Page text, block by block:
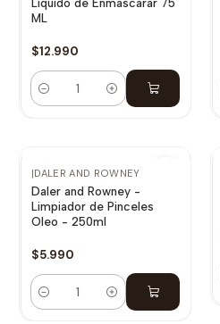
ML
$12.990
Cantidad
|DALER AND ROWNEY
Daler and Rowney -
Limpiador de Pinceles
Oleo - 250ml
$5.990
Cantidad